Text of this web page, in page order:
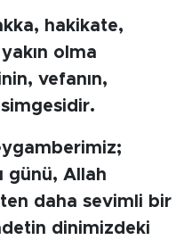
hakikate,
olma
vefanın,
günü, Allah
daha sevimli bir
dinimizdeki